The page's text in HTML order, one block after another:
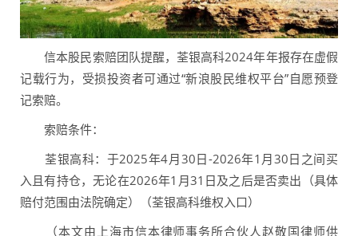
信本股民索赔团队提醒，荃银高科2024年年报存在虚假
记载行为，受损投资者可通过“新浪股民维权平台”自愿预登
记索赔。
索赔条件：
荃银高科：于2025年4月30日-2026年1月30日之间买
入且有持仓，无论在2026年1月31日及之后是否卖出（具体
赔付范围由法院确定）（荃银高科维权入口）
（本文由上海市信本律师事务所合伙人赵敬国律师供